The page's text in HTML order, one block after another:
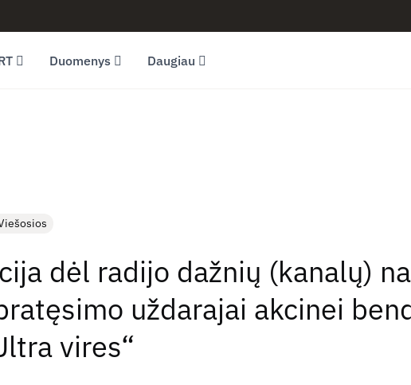
Duomenys Daugiau
dėl radijo dažnių (kanalų)
uždarajai akcinei
vires“